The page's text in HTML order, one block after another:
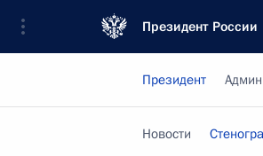
Президент России
Президент
Новости